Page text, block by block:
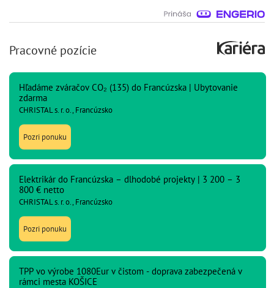
Pracovné pozície
Hľadáme zváračov CO₂ (135) do Francúzska | Ubytovanie
zdarma
CHRISTAL s. r. o., Francúzsko
Pozri ponuku
Elektrikár do Francúzska – dlhodobé projekty | 3 200 – 3
800 € netto
CHRISTAL s. r. o., Francúzsko
Pozri ponuku
TPP vo výrobe 1080Eur v čistom - doprava zabezpečená v
rámci mesta KOŠICE